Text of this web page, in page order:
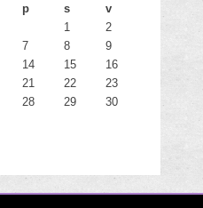
p s
v
1
2
7 8
9
14 15
16
21 22
23
28 29
30